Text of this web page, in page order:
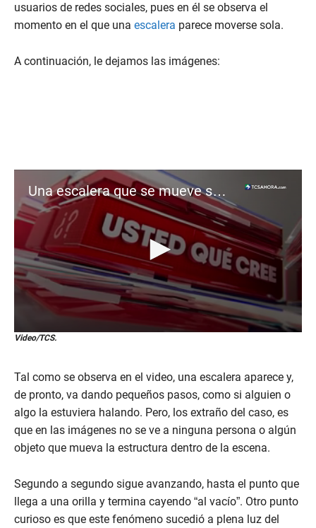
usuarios de redes sociales, pues en él se observa el
momento en el que una escalera parece moverse sola.
A continuación, le dejamos las imágenes:
Una escalera que se mueve sola, ¿es posible?
0
c
o
n
s
o
f
1
n
u
t
e
Video/TCS.
Tal como se observa en el video, una escalera aparece y,
de pronto, va dando pequeños pasos, como si alguien o
algo la estuviera halando. Pero, los extraño del caso, es
que en las imágenes no se ve a ninguna persona o algún
objeto que mueva la estructura dentro de la escena.
Segundo a segundo sigue avanzando, hasta el punto que
llega a una orilla y termina cayendo “al vacío”. Otro punto
curioso es que este fenómeno sucedió a plena luz del